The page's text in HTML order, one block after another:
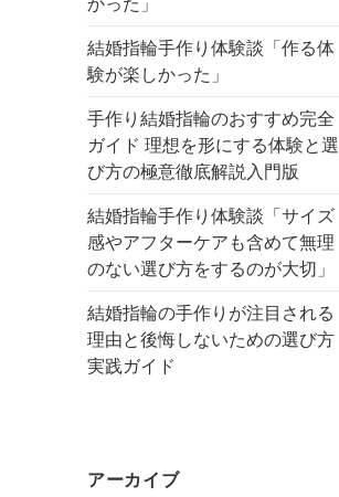
結婚指輪手作り体験談「作る体
験が楽しかった」
手作り結婚指輪のおすすめ完全
ガイド 理想を形にする体験と選
び方の極意徹底解説入門版
結婚指輪手作り体験談「サイズ
感やアフターケアも含めて無理
のない選び方をするのが大切」
結婚指輪の手作りが注目される
理由と後悔しないための選び方
実践ガイド
アーカイブ